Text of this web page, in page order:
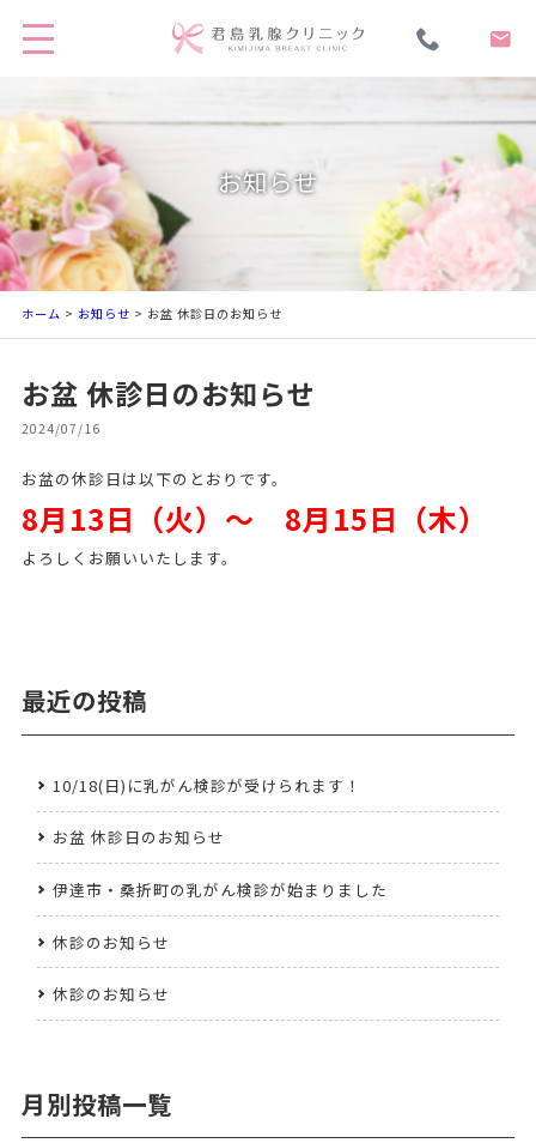
お知らせ
ホーム > お知らせ > お盆 休診日のお知らせ
お盆 休診日のお知らせ
2024/07/16
お盆の休診日は以下のとおりです。
8月13日（火）～ 8月15日（木）
よろしくお願いいたします。
最近の投稿
10/18(日)に乳がん検診が受けられます！
お盆 休診日のお知らせ
伊達市・桑折町の乳がん検診が始まりました
休診のお知らせ
休診のお知らせ
月別投稿一覧